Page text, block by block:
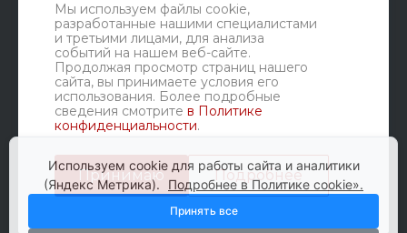
Мы используем файлы cookie,
разработанные нашими специалистами
и третьими лицами, для анализа
событий на нашем веб-сайте.
Продолжая просмотр страниц нашего
сайта, вы принимаете условия его
использования. Более подробные
сведения смотрите в Политике
конфиденциальности.
Принимаю Подробнее
Мы в соц. сетях
Используем cookie для работы сайта и аналитики
(Яндекс Метрика). Подробнее в Политике cookie».
Принять все